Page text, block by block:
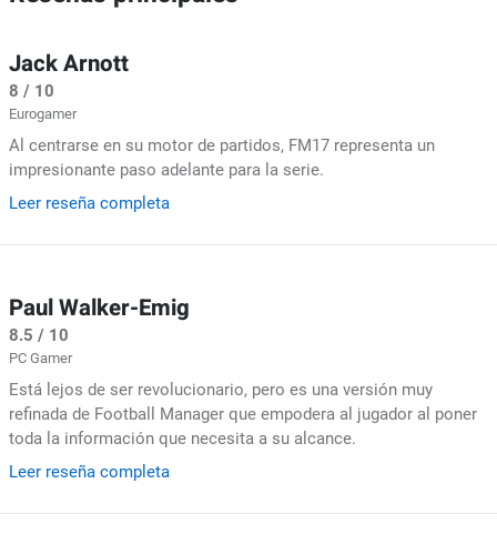
Jack Arnott
8 / 10
Eurogamer
Al centrarse en su motor de partidos, FM17 representa un
impresionante paso adelante para la serie.
Leer reseña completa
Paul Walker-Emig
8.5 / 10
PC Gamer
Está lejos de ser revolucionario, pero es una versión muy
refinada de Football Manager que empodera al jugador al poner
toda la información que necesita a su alcance.
Leer reseña completa